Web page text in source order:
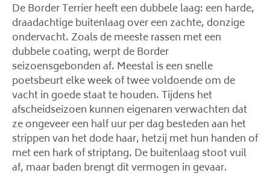
De Border Terrier heeft een dubbele laag: een harde,
draadachtige buitenlaag over een zachte, donzige
ondervacht. Zoals de meeste rassen met een
dubbele coating, werpt de Border
seizoensgebonden af. Meestal is een snelle
poetsbeurt elke week of twee voldoende om de
vacht in goede staat te houden. Tijdens het
afscheidseizoen kunnen eigenaren verwachten dat
ze ongeveer een half uur per dag besteden aan het
strippen van het dode haar, hetzij met hun handen of
met een hark of striptang. De buitenlaag stoot vuil
af, maar baden brengt dit vermogen in gevaar.